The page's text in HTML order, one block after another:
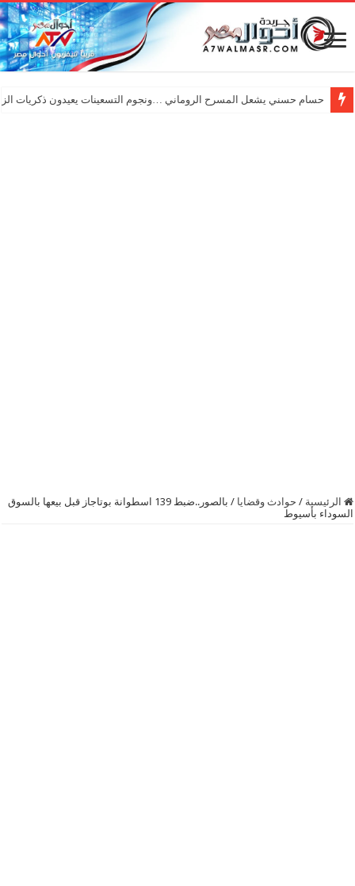
حسام حسني يشعل المسرح الروماني …ونجوم التسعينات يعيدون ذكريات
الرئيسية / حوادث وقضايا /
بالصور..ضبط 139 اسطوانة بوتاجاز قبل بيعها بالسوق
السوداء بأسيوط